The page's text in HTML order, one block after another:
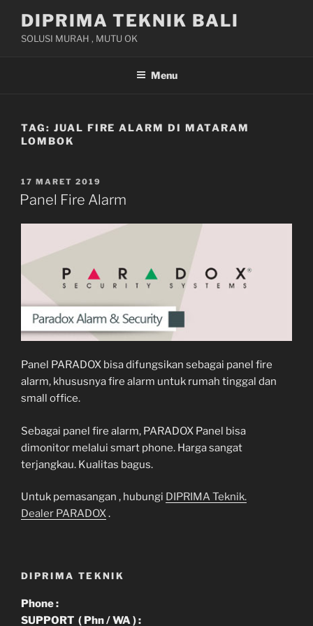
content
DIPRIMA TEKNIK BALI
SOLUSI MURAH , MUTU OK
Menu
TAG: JUAL FIRE ALARM DI MATARAM
LOMBOK
POSTED
ON
17 MARET 2019
Panel Fire Alarm
Panel PARADOX bisa difungsikan sebagai panel fire
alarm, khususnya fire alarm untuk rumah tinggal dan
small office.
Sebagai panel fire alarm, PARADOX Panel bisa
dimonitor melalui smart phone. Harga sangat
terjangkau. Kualitas bagus.
Untuk pemasangan , hubungi DIPRIMA Teknik.
Dealer PARADOX.
DIPRIMA TEKNIK
Phone :
SUPPORT ( Phn / WA ) :